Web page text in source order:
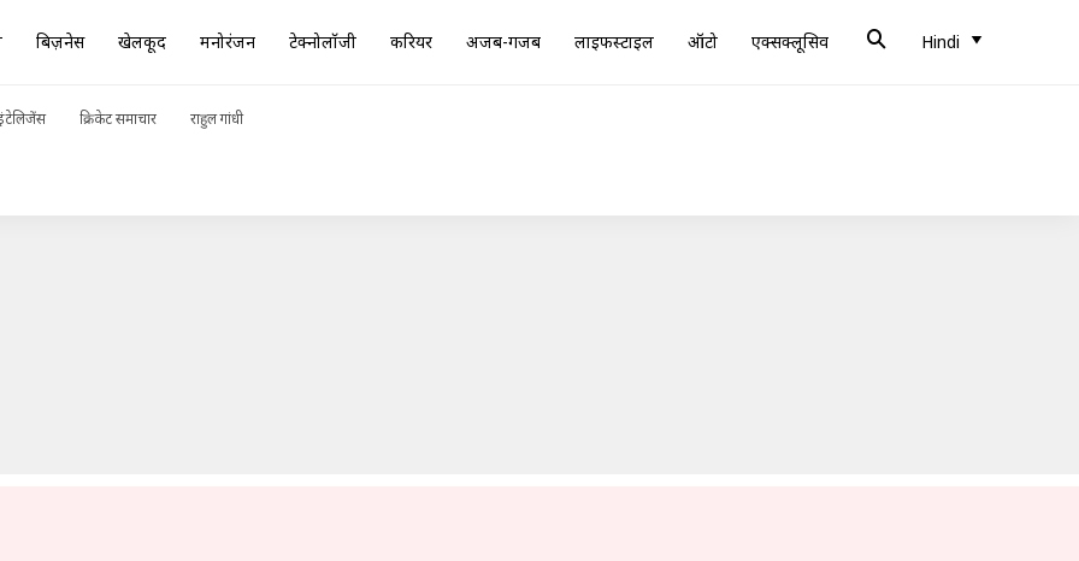
बिज़नेस खेलकूद मनोरंजन टेक्नोलॉजी करियर अजब-गजब लाइफस्टाइल ऑटो एक्सक्लूसिव Hindi
क्रिकेट समाचार राहुल गांधी
बनाने के लिए इन 5 गतिविधियों को आजमाएं